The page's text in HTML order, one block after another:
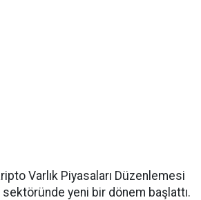
Varlık Piyasaları Düzenlemesi
yeni bir dönem başlattı.